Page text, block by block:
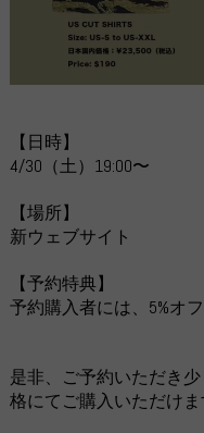
【日時】
4/30（土）19:00〜
【場所】
新ウェブサイト
【予約特典】
予約購入者には、5%オ
是非、ご予約いただき
格にてご購入いただけま